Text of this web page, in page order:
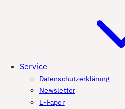
Service
Datenschutzerklärung
Newsletter
E-Paper